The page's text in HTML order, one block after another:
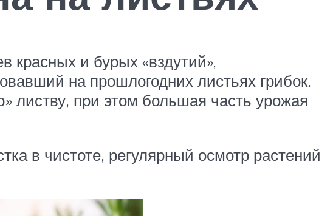
красных и бурых «вздутий»,
на прошлогодних листьях грибок.
листву, при этом большая часть урожая
в чистоте, регулярный осмотр растений